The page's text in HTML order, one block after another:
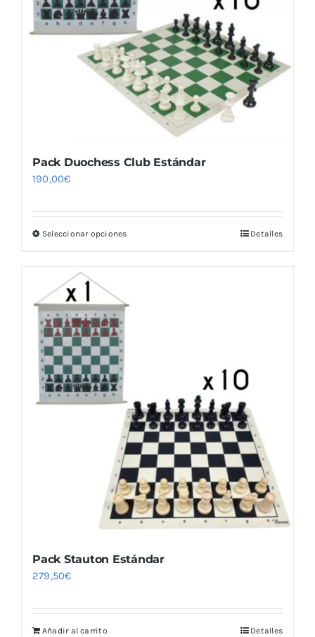
elegir
en
la
página
de
producto
Pack Duochess Club Estándar
190,00€
Seleccionar opcionesEste
elegir
en
la
página
de
producto
Detalles
Pack Stauton Estándar
279,50€
Añadir al carrito Detalles